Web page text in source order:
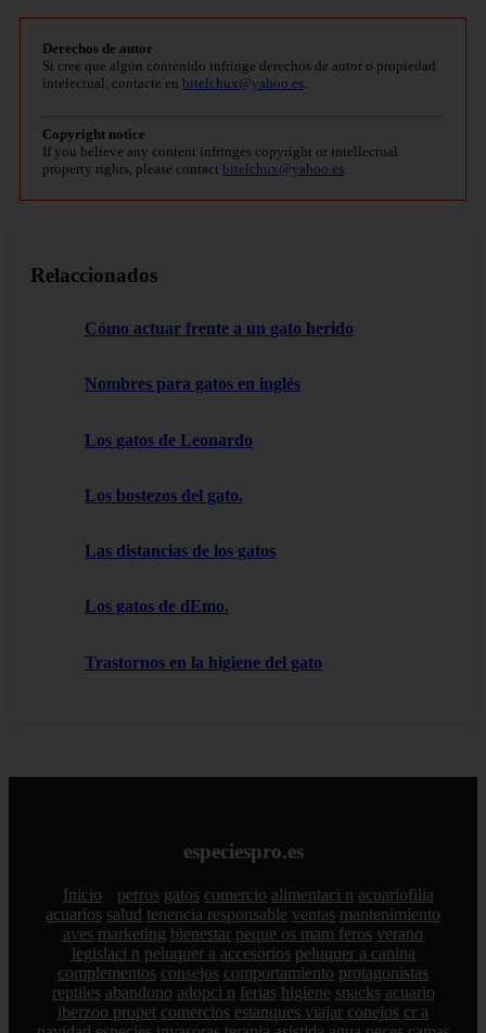
Derechos de autor
Si cree que algún contenido infringe derechos de autor o propiedad
intelectual, contacte en bitelchux@yahoo.es
Copyright notice
If you believe any content infringes copyright or intellectual
property rights, please contact bitelchux@yahoo.es
Relaccionados
Cómo actuar frente a un gato herido
Nombres para gatos en inglés
Los gatos de Leonardo
Los bostezos del gato.
Las distancias de los gatos
Los gatos de dEmo.
Trastornos en la higiene del gato
especiespro.es
Inicio perros gatos comercio alimentaci n acuariofilia
acuarios salud tenencia responsable ventas mantenimiento
aves marketing bienestar peque os mam feros verano
legislaci n peluquer a accesorios peluquer a canina
complementos consejos comportamiento protagonistas
reptiles abandono adopci n ferias higiene snacks acuario
iberzoo propet comercios estanques viajar conejos cr a